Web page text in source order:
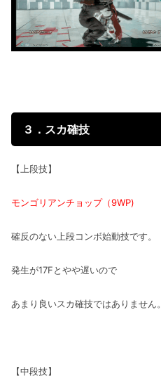
３．スカ確技
【上段技】
モンゴリアンチョップ（9WP)
確反のない上段コンボ始動技です。
発生が17Fとやや遅いので
あまり良いスカ確技ではありません。
【中段技】